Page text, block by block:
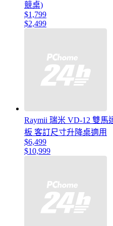
競桌)
$1,799
$2,499
Raymii 瑞米 VD-12 雙馬
板 客訂尺寸升降桌適用
$6,499
$10,999